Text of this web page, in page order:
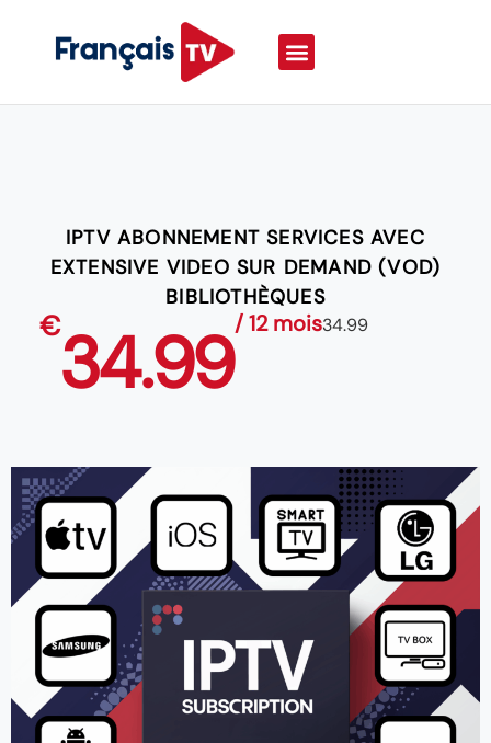
IPTV ABONNEMENT SERVICES AVEC
EXTENSIVE VIDEO SUR DEMAND (VOD)
BIBLIOTHÈQUES
€34.99/ 12 mois34.99